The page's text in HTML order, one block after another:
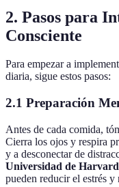
2. Pasos para
Consciente
Para empezar a
diaria, sigue estos pasos:
2.1 Preparación
Antes de cada comida,
Cierra los ojos y respira
y a desconectar de
Universidad de Harvard
pueden reducir el estrés